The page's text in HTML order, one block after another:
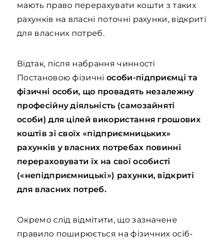
мають право перерахувати кошти з таких
рахунків на власні поточні рахунки, відкриті
для власних потреб.
Відтак, після набрання чинності
Постановою фізичні особи-підприємці та
фізичні особи, що провадять незалежну
професійну діяльність (самозайняті
особи) для цілей використання грошових
коштів зі своїх «підприємницьких»
рахунків у власних потребах повинні
перераховувати їх на свої особисті
(«непідприємницькі») рахунки, відкриті
для власних потреб.
Окремо слід відмітити, що зазначене
правило поширюється на фізичних осіб-